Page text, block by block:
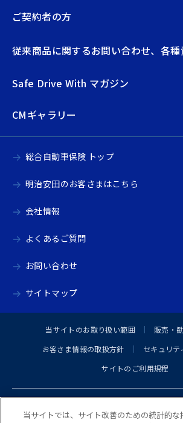
ご契約者の方
従来商品に関するお問い合わせ、各種
Safe Drive With マガジン
CMギャラリー
総合自動車保険 トップ
明治安田のお客さまはこちら
会社情報
よくあるご質問
お問い合わせ
サイトマップ
当サイトのお取り扱い範囲
販売・
お客さま情報の取扱方針
セキュリテ
サイトのご利用規程
当サイトでは、サイト改善のための統計的な